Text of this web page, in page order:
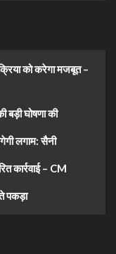
को करेगा मजबूत –
बड़ी घोषणा की
लगाम: सैनी
कार्रवाई – CM
पकड़ा